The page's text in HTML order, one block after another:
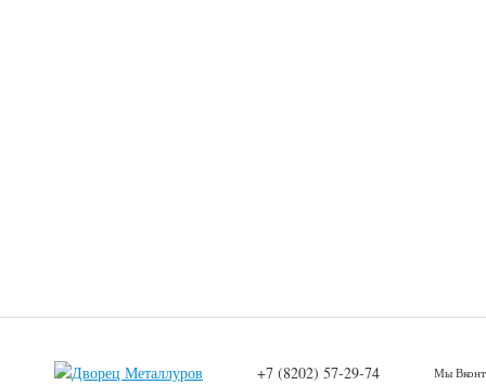
+7 (8202) 57-29-74
Мы